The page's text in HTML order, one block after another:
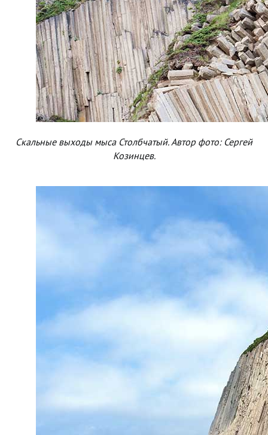
Скальные выходы мыса Столбчатый. Автор фото: Сергей
Козинцев.